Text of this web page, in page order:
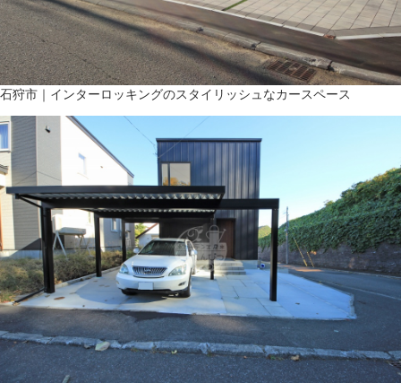
石狩市｜インターロッキングのスタイリッシュなカースペース